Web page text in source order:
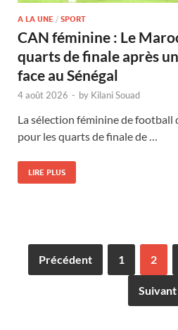
A LA UNE / SPORT
CAN féminine : Le
quarts de finale après
face au Sénégal
4 août 2026 - by Kilani Souad
La sélection féminine de football
pour les quarts de finale de …
LIRE PLUS
Précédent 1 2
Suivant